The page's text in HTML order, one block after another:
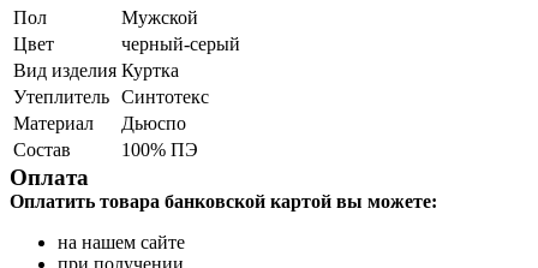
Пол
Мужской
Цвет
черный-серый
Вид изделия Куртка
Утеплитель Синтотекс
Материал
Дьюспо
Состав
100% ПЭ
Оплата
Оплатить товара банковской картой вы можете:
на нашем сайте
при получении